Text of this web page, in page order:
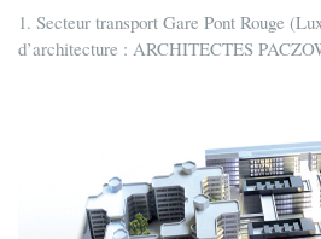
1. Secteur transport Gare Pont Rouge
d’architecture : ARCHITECTES